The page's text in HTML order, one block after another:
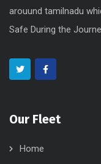
arouund tamilnadu
Safe During the
Our Fleet
Home